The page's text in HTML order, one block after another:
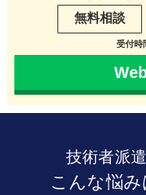
無料相談
受付時
技術者派
こんな悩